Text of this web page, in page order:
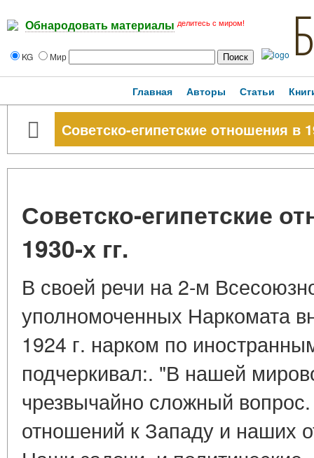
Обнародовать материалы делитесь с миром!
KG Мир
Главная Авторы Статьи
Советско-египетские отношения в
Советско-египетские
1930-х гг.
В своей речи на 2-м
уполномоченных Наркомата
1924 г. нарком по
подчеркивал:. "В нашей
чрезвычайно сложный
отношений к Западу и наших